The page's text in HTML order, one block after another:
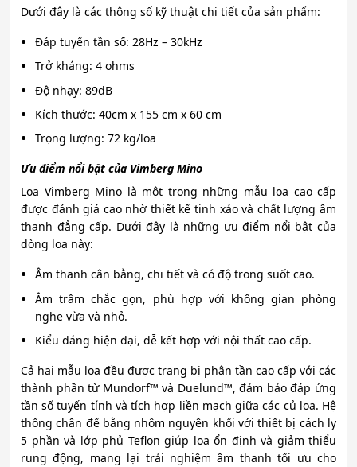
Dưới đây là các thông số kỹ thuật chi tiết của sản phẩm:
Đáp tuyến tần số: 28Hz – 30kHz
Trở kháng: 4 ohms
Độ nhạy: 89dB
Kích thước: 40cm x 155 cm x 60 cm
Trọng lượng: 72 kg/loa
Ưu điểm nổi bật của Vimberg Mino
Loa Vimberg Mino là một trong những mẫu loa cao cấp
được đánh giá cao nhờ thiết kế tinh xảo và chất lượng âm
thanh đẳng cấp. Dưới đây là những ưu điểm nổi bật của
dòng loa này:
Âm thanh cân bằng, chi tiết và có độ trong suốt cao.
Âm trầm chắc gọn, phù hợp với không gian phòng
nghe vừa và nhỏ.
Kiểu dáng hiện đại, dễ kết hợp với nội thất cao cấp.
Cả hai mẫu loa đều được trang bị phân tần cao cấp với các
thành phần từ Mundorf™ và Duelund™, đảm bảo đáp ứng
tần số tuyến tính và tích hợp liền mạch giữa các củ loa. Hệ
thống chân đế bằng nhôm nguyên khối với thiết bị cách ly
5 phần và lớp phủ Teflon giúp loa ổn định và giảm thiểu
rung động, mang lại trải nghiệm âm thanh tối ưu cho